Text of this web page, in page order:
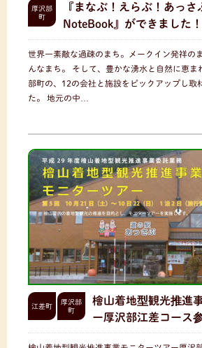
厚沢部
町
『まなぶ！えらぶ！あっ
NoteBook』ができました！
世界一素敵な過疎のまち。メークイン発祥の
んなまち。 そして、豊かな湧水と自然に恵ま
部町の、12の会社と施設をピックアップし取
た。 地元の中…
江差町
厚沢部
町
檜山着地型観光推進
ー厚沢部江差コース